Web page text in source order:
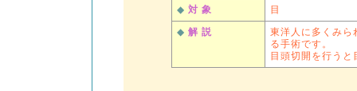
◆ 対 象
目
◆ 解 説
東洋人に多くみら
る手術です。
目頭切開を行う